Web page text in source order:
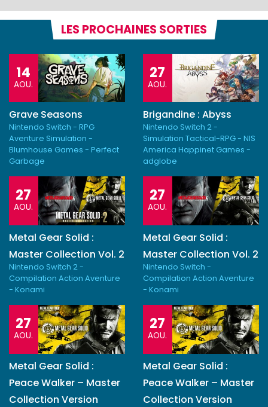
LES PROCHAINES SORTIES
14
AOU.
Grave Seasons
Nintendo Switch - RPG
Aventure Simulation -
Blumhouse Games - Perfect
Garbage
27
AOU.
Brigandine : Abyss
Nintendo Switch 2 -
Simulation Tactical-RPG - NIS
America Happinet Games -
adglobe
27
AOU.
Metal Gear Solid :
Master Collection Vol. 2
Nintendo Switch 2 -
Compilation Action Aventure
- Konami
27
AOU.
Metal Gear Solid :
Master Collection Vol. 2
Nintendo Switch -
Compilation Action Aventure
- Konami
27
AOU.
Metal Gear Solid :
Peace Walker – Master
Collection Version
27
AOU.
Metal Gear Solid :
Peace Walker – Master
Collection Version